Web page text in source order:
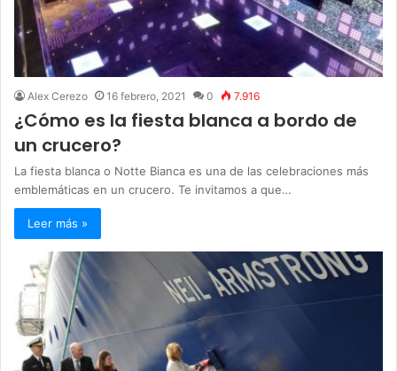
Alex Cerezo 16 febrero, 2021 0 7.916
¿Cómo es la fiesta blanca a bordo de
un crucero?
La fiesta blanca o Notte Bianca es una de las celebraciones más
emblemáticas en un crucero. Te invitamos a que…
Leer más »